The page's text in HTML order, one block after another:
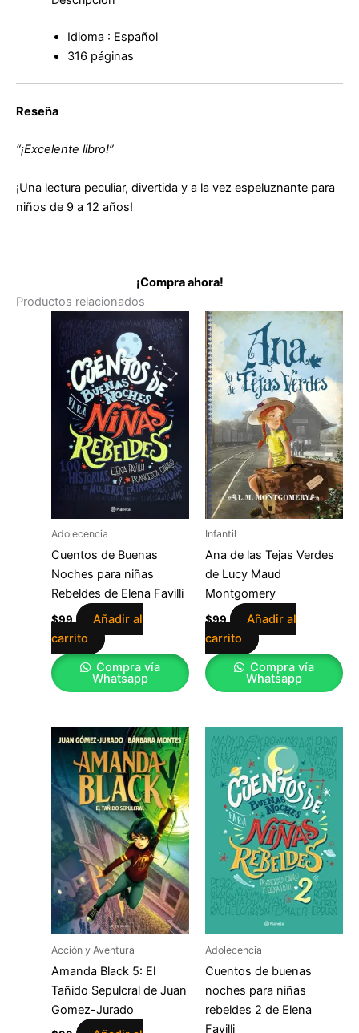
Idioma : Español
316 páginas
Reseña
“¡Excelente libro!”
¡Una lectura peculiar, divertida y a la vez espeluznante para
niños de 9 a 12 años!
¡Compra ahora!
Productos relacionados
Adolecencia
Cuentos de Buenas
Noches para niñas
Rebeldes de Elena Favilli
$99
Añadir al
carrito
Compra vía
Whatsapp
Infantil
Ana de las Tejas Verdes
de Lucy Maud
Montgomery
$99
Añadir al
carrito
Compra vía
Whatsapp
Acción y Aventura
Amanda Black 5: El
Tañido Sepulcral de Juan
Gomez-Jurado
Adolecencia
Cuentos de buenas
noches para niñas
rebeldes 2 de Elena
Favilli